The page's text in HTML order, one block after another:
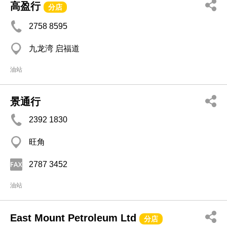
高盈行 分店
2758 8595
九龙湾 启福道
油站
景通行
2392 1830
旺角
2787 3452
油站
East Mount Petroleum Ltd 分店